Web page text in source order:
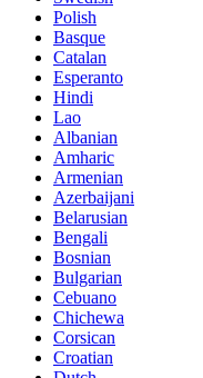
Polish
Basque
Catalan
Esperanto
Hindi
Lao
Albanian
Amharic
Armenian
Azerbaijani
Belarusian
Bengali
Bosnian
Bulgarian
Cebuano
Chichewa
Corsican
Croatian